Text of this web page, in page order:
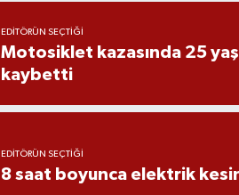
EDITÖRÜN SEÇTIĞI
Motosiklet kazasında 25
kaybetti
EDITÖRÜN SEÇTIĞI
8 saat boyunca elektrik